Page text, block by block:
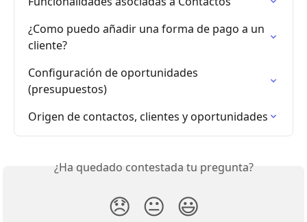
¿Como puedo añadir una forma de pago a un
cliente?
Configuración de oportunidades
(presupuestos)
Origen de contactos, clientes y oportunidades
¿Ha quedado contestada tu pregunta?
😞 😐 😃